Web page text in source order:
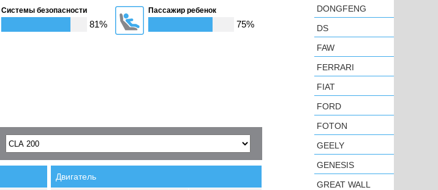
Системы безопасности
81%
Пассажир ребенок
75%
Двигатель
DONGFENG
DS
FAW
FERRARI
FIAT
FORD
FOTON
GEELY
GENESIS
GREAT WALL